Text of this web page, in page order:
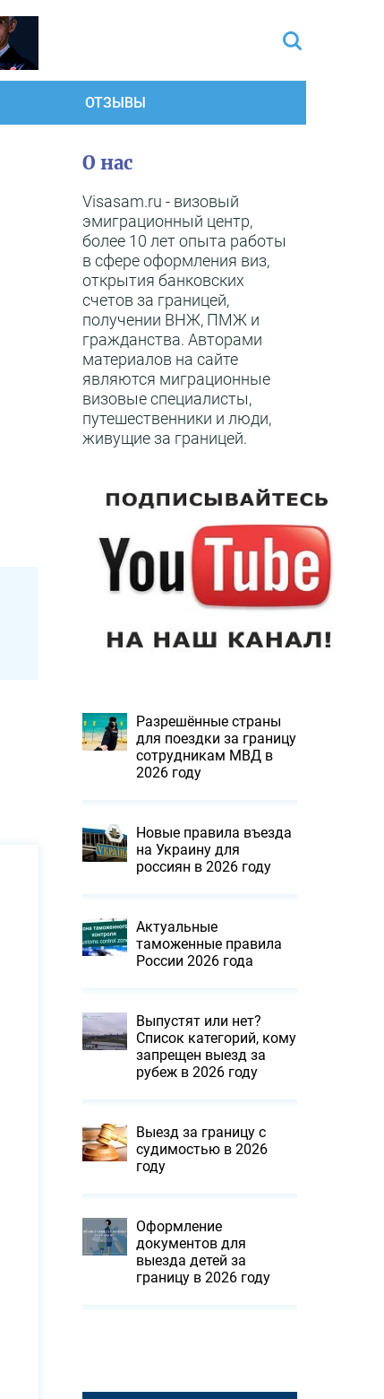
ОТЗЫВЫ
О нас
Visasam.ru - визовый
эмиграционный центр,
более 10 лет опыта работы
в сфере оформления виз,
открытия банковских
счетов за границей,
получении ВНЖ, ПМЖ и
гражданства. Авторами
материалов на сайте
являются миграционные
визовые специалисты,
путешественники и люди,
живущие за границей.
Разрешённые страны
для поездки за границу
сотрудникам МВД в
2026 году
Новые правила въезда
на Украину для
россиян в 2026 году
Актуальные
таможенные правила
России 2026 года
Выпустят или нет?
Список категорий, кому
запрещен выезд за
рубеж в 2026 году
Выезд за границу с
судимостью в 2026
году
Оформление
документов для
выезда детей за
границу в 2026 году